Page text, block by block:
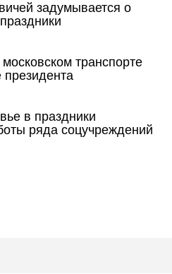
задумывается о
транспорте
президента
в праздники
ряда соцучреждений